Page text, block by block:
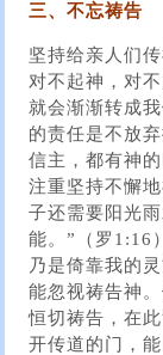
三、不忘祷告
坚持给亲人们
对不起神，对
就会渐渐转成
的责任是不放
信主，都有神
注重坚持不懈
子还需要阳光
能。”（罗1:16
乃是倚靠我的
能忽视祷告神
恒切祷告，在
开传道的门，